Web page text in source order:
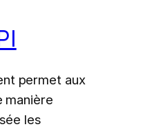
permet aux
manière
les